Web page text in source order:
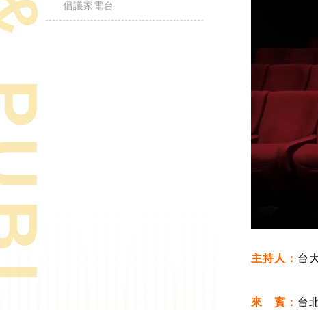
倡議家電台
主持人： 台
來 賓： 台